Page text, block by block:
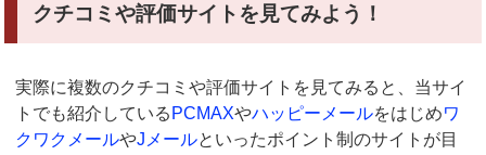
クチコミや評価サイトを見てみよう！
実際に複数のクチコミや評価サイトを見てみると、当サイ
トでも紹介している PCMAXやハッピーメールをはじめワ
クワクメールやJメールといったポイント制のサイトが目